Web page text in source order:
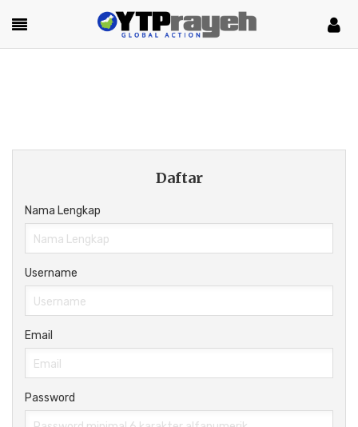
Daftar
Nama Lengkap
Username
Email
Password